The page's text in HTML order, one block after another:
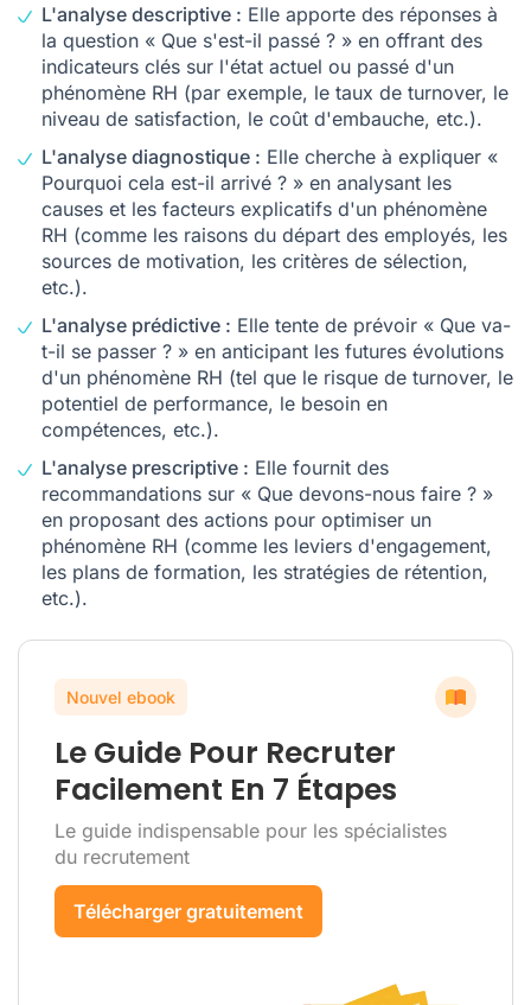
L'analyse descriptive : Elle apporte des réponses à
la question « Que s'est-il passé ? » en offrant des
indicateurs clés sur l'état actuel ou passé d'un
phénomène RH (par exemple, le taux de turnover, le
niveau de satisfaction, le coût d'embauche, etc.).
L'analyse diagnostique : Elle cherche à expliquer «
Pourquoi cela est-il arrivé ? » en analysant les
causes et les facteurs explicatifs d'un phénomène
RH (comme les raisons du départ des employés, les
sources de motivation, les critères de sélection,
etc.).
L'analyse prédictive : Elle tente de prévoir « Que va-
t-il se passer ? » en anticipant les futures évolutions
d'un phénomène RH (tel que le risque de turnover, le
potentiel de performance, le besoin en
compétences, etc.).
L'analyse prescriptive : Elle fournit des
recommandations sur « Que devons-nous faire ? »
en proposant des actions pour optimiser un
phénomène RH (comme les leviers d'engagement,
les plans de formation, les stratégies de rétention,
etc.).
Nouvel ebook
Le Guide Pour Recruter
Facilement En 7 Étapes
Le guide indispensable pour les spécialistes
du recrutement
Télécharger gratuitement